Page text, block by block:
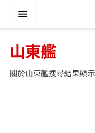
山東艦
關於山東艦搜尋結果顯示